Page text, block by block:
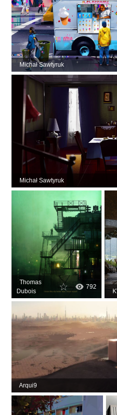
Michał Sawtyruk
Michał Sawtyruk
Thomas
Dubois
792
Arqui9